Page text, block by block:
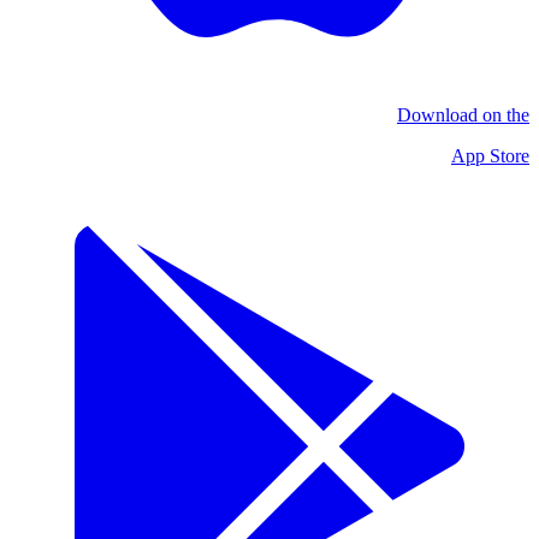
Download on the
App Store